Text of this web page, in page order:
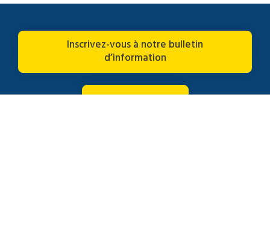
Inscrivez-vous à notre bulletin
d’information
Nous contacter